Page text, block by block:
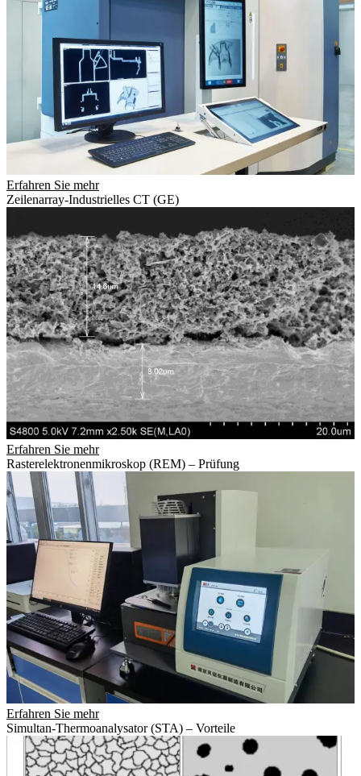
Erfahren Sie mehr
Zeilenarray-Industrielles CT (GE)
Erfahren Sie mehr
Rasterelektronenmikroskop (REM) – Prüfung
Erfahren Sie mehr
Simultan-Thermoanalysator (STA) – Vorteile